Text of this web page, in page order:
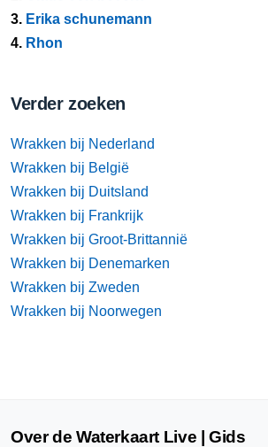
3. Erika schunemann
4. Rhon
Verder zoeken
Wrakken bij Nederland
Wrakken bij België
Wrakken bij Duitsland
Wrakken bij Frankrijk
Wrakken bij Groot-Brittannië
Wrakken bij Denemarken
Wrakken bij Zweden
Wrakken bij Noorwegen
Over de Waterkaart Live | Gids